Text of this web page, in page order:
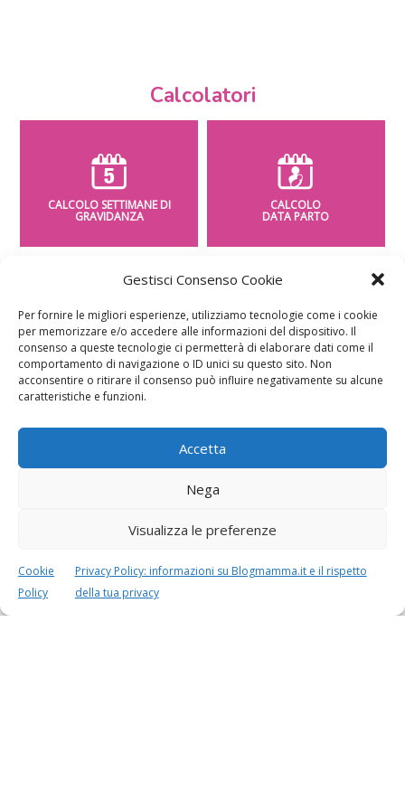
Gestisci Consenso Cookie
Per fornire le migliori esperienze, utilizziamo tecnologie come i cookie
per memorizzare e/o accedere alle informazioni del dispositivo. Il
consenso a queste tecnologie ci permetterà di elaborare dati come il
comportamento di navigazione o ID unici su questo sito. Non
acconsentire o ritirare il consenso può influire negativamente su alcune
caratteristiche e funzioni.
Accetta
Nega
Visualizza le preferenze
Cookie
Policy
Privacy Policy: informazioni su Blogmamma.it e il rispetto
della tua privacy
Calcolatori
CALCOLO SETTIMANE DI
GRAVIDANZA
CALCOLO
DATA PARTO
CALCOLO
PESO BAMBINO
CALCOLO
PERIODO FERTILE
Speciali in evidenza